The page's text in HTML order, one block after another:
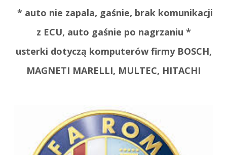
* auto nie zapala, gaśnie, brak komunikacji
z ECU, auto gaśnie po nagrzaniu *
usterki dotyczą komputerów firmy BOSCH,
MAGNETI MARELLI, MULTEC, HITACHI